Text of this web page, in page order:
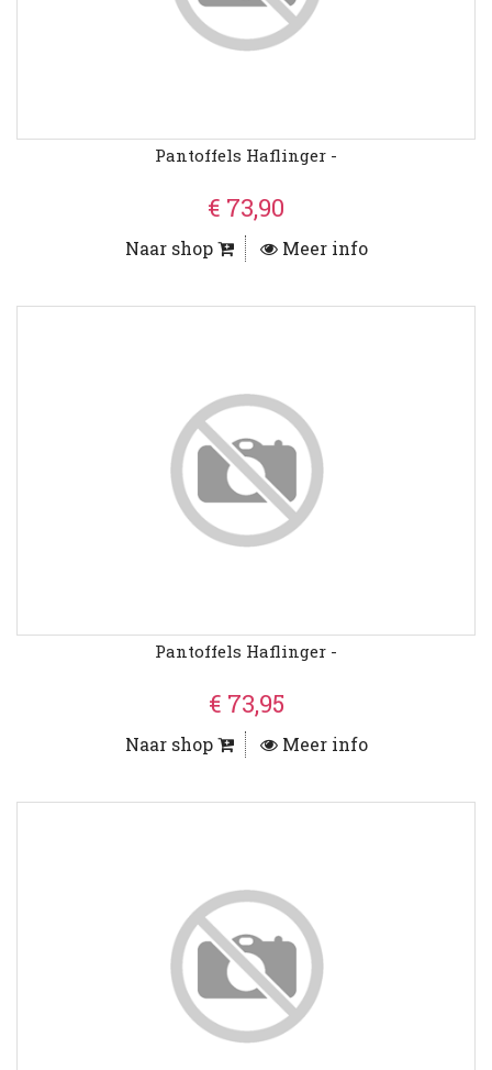
Pantoffels Haflinger -
€ 73,90
Naar shop Meer info
Pantoffels Haflinger -
€ 73,95
Naar shop Meer info